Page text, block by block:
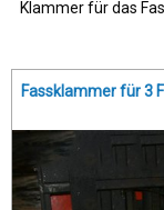
Klammer für das
Fassklammer für 3